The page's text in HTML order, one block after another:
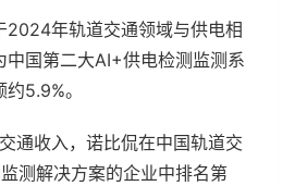
2024年轨道交通领域与供电相
中国第二大AI+供电检测监测系
5.9%。
通收入，诺比侃在中国轨道交
测解决方案的企业中排名第